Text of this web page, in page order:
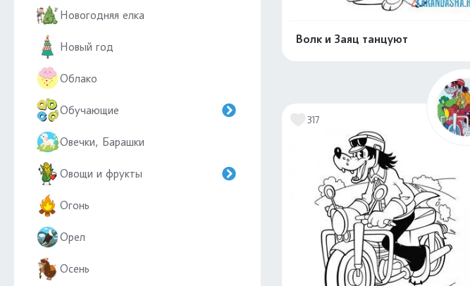
Новогодняя елка
Новый год
Облако
Обучающие
Овечки, Барашки
Овощи и фрукты
Огонь
Орел
Осень
Волк и Заяц танцуют
317